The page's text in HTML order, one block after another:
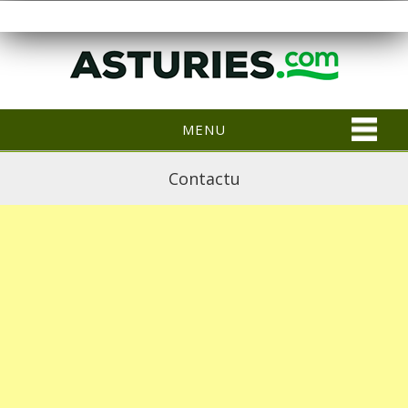
MENU
Contactu